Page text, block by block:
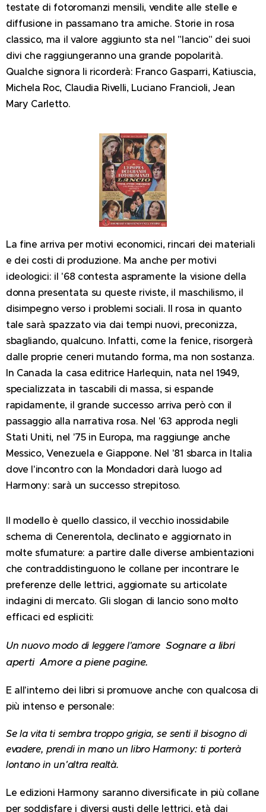
testate di fotoromanzi mensili, vendite alle stelle e
diffusione in passamano tra amiche. Storie in rosa
classico, ma il valore aggiunto sta nel "lancio" dei suoi
divi che raggiungeranno una grande popolarità.
Qualche signora li ricorderà: Franco Gasparri, Katiuscia,
Michela Roc, Claudia Rivelli, Luciano Francioli, Jean
Mary Carletto.
La fine arriva per motivi economici, rincari dei materiali
e dei costi di produzione. Ma anche per motivi
ideologici: il '68 contesta aspramente la visione della
donna presentata su queste riviste, il maschilismo, il
disimpegno verso i problemi sociali. Il rosa in quanto
tale sarà spazzato via dai tempi nuovi, preconizza,
sbagliando, qualcuno. Infatti, come la fenice, risorgerà
dalle proprie ceneri mutando forma, ma non sostanza.
In Canada la casa editrice Harlequin, nata nel 1949,
specializzata in tascabili di massa, si espande
rapidamente, il grande successo arriva però con il
passaggio alla narrativa rosa. Nel '63 approda negli
Stati Uniti, nel '75 in Europa, ma raggiunge anche
Messico, Venezuela e Giappone. Nel '81 sbarca in Italia
dove l'incontro con la Mondadori darà luogo ad
Harmony: sarà un successo strepitoso.
Il modello è quello classico, il vecchio inossidabile
schema di Cenerentola, declinato e aggiornato in
molte sfumature: a partire dalle diverse ambientazioni
che contraddistinguono le collane per incontrare le
preferenze delle lettrici, aggiornate su articolate
indagini di mercato. Gli slogan di lancio sono molto
efficaci ed espliciti:
Un nuovo modo di leggere l'amoreSognare a libri
aperti Amore a piene pagine.
E all'interno dei libri si promuove anche con qualcosa di
più intenso e personale:
Se la vita ti sembra troppo grigia, se senti il bisogno di
evadere, prendi in mano un libro Harmony: ti porterà
lontano in un'altra realtà.
Le edizioni Harmony saranno diversificate in più collane
per soddisfare i diversi gusti delle lettrici, età dai